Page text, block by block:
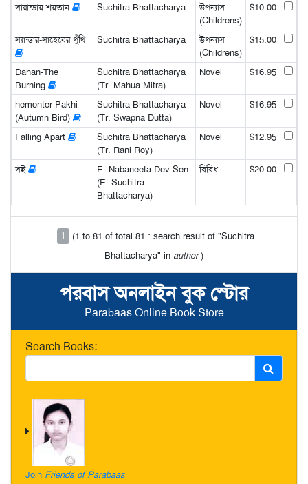
পরবাস অনলাইন বুক স্টোর
Parabaas Online Book Store
Search Books:
Join Friends of Parabaas
সারান্ডায় শয়তান Suchitra Bhattacharya
উপন্যাস
(Childrens)
$10.00
স্যান্ডার-সাহেবের পুঁথি Suchitra Bhattacharya
উপন্যাস
(Childrens)
$15.00
Dahan-The
Burning
Suchitra Bhattacharya
(Tr. Mahua Mitra)
Novel $16.95
hemonter Pakhi
(Autumn Bird)
Suchitra Bhattacharya
(Tr. Swapna Dutta)
Novel $16.95
Falling Apart
Suchitra Bhattacharya
(Tr. Rani Roy)
Novel $12.95
সই
E: Nabaneeta Dev Sen
(E: Suchitra
Bhattacharya)
বিবিধ $20.00
1
(1 to 81 of total 81 : search result of "Suchitra
Bhattacharya" in author)